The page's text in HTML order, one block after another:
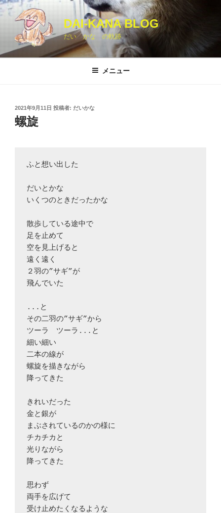
コ
ン
ツ
DAI-KANA BLOG
だい かな の軌跡
メニュー
投
稿
日:
2021年9月11日 投稿者: だいかな
螺旋
ふと想い出した
だいとかな
いくつのときだったかな
散歩している途中で
足を止めて
空を見上げると
遠く遠く
２羽の”サギ”が
飛んでいた
...と
その二羽の”サギ”から
ツーラ　ツーラ...と
細い細い
二本の線が
螺旋を描きながら
降ってきた
きれいだった
金と銀が
まぶされているのかの様に
チカチカと
光りながら
降ってきた
思わず
両手を広げて
受け止めたくなるような